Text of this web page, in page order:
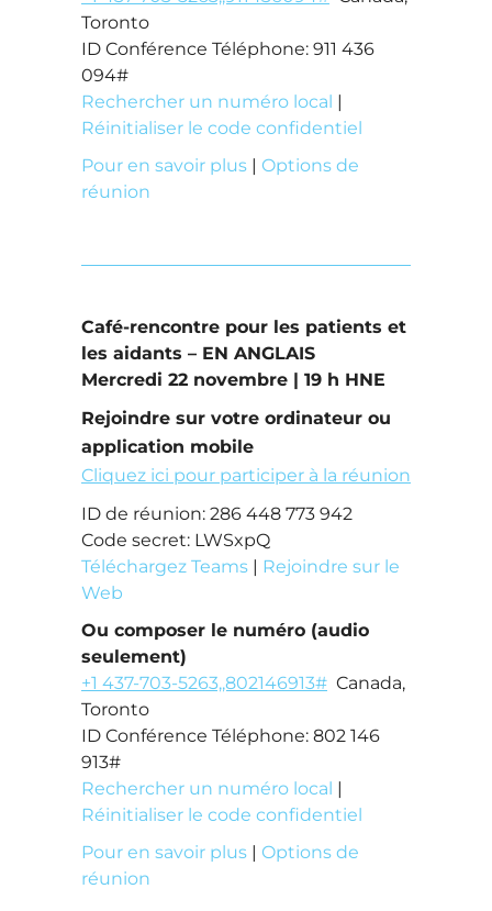
Toronto
ID Conférence Téléphone: 911 436
094#
Rechercher un numéro local |
Réinitialiser le code confidentiel
Pour en savoir plus | Options de
réunion
Café-rencontre pour les patients et
les aidants – EN ANGLAIS
Mercredi 22 novembre | 19 h HNE
Rejoindre sur votre ordinateur ou
application mobile
Cliquez ici pour participer à la réunion
ID de réunion: 286 448 773 942
Code secret: LWSxpQ
Téléchargez Teams | Rejoindre sur le
Web
Ou composer le numéro (audio
seulement)
+1 437-703-5263,,802146913# Canada,
Toronto
ID Conférence Téléphone: 802 146
913#
Rechercher un numéro local |
Réinitialiser le code confidentiel
Pour en savoir plus | Options de
réunion